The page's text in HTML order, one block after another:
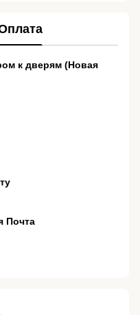
к дверям (Новая
Почта